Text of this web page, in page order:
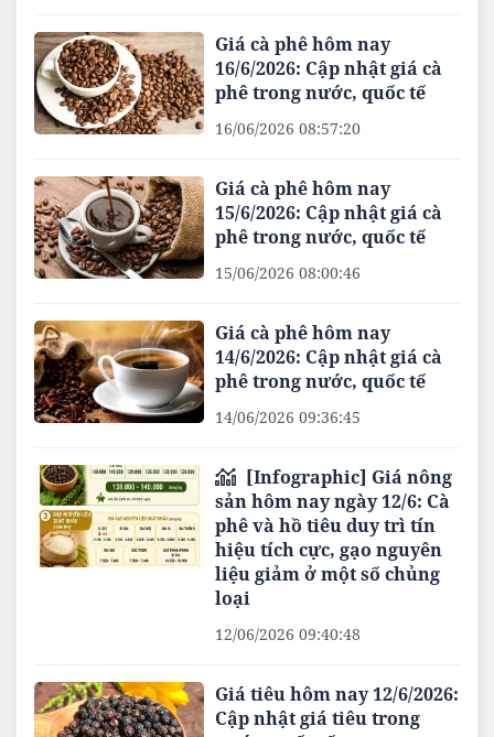
Giá cà phê hôm nay
16/6/2026: Cập nhật giá cà
phê trong nước, quốc tế
16/06/2026 08:57:20
Giá cà phê hôm nay
15/6/2026: Cập nhật giá cà
phê trong nước, quốc tế
15/06/2026 08:00:46
Giá cà phê hôm nay
14/6/2026: Cập nhật giá cà
phê trong nước, quốc tế
14/06/2026 09:36:45
[Infographic] Giá nông
sản hôm nay ngày 12/6: Cà
phê và hồ tiêu duy trì tín
hiệu tích cực, gạo nguyên
liệu giảm ở một số chủng
loại
12/06/2026 09:40:48
Giá tiêu hôm nay 12/6/2026:
Cập nhật giá tiêu trong